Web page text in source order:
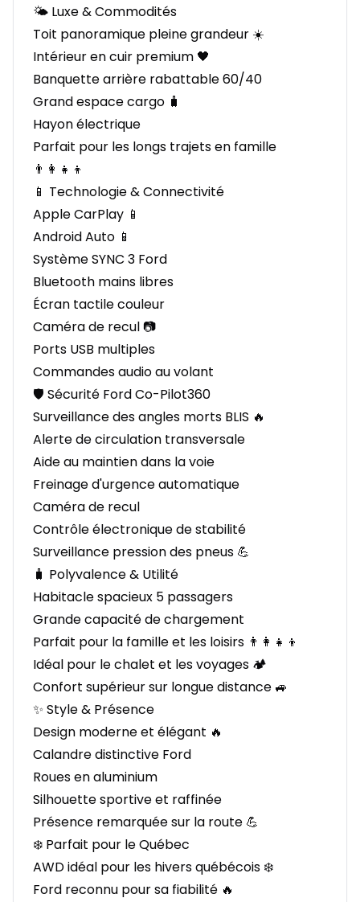
🌤️ Luxe & Commodités
Toit panoramique pleine grandeur ☀️
Intérieur en cuir premium 🖤
Banquette arrière rabattable 60/40
Grand espace cargo 🧳
Hayon électrique
Parfait pour les longs trajets en famille
👨‍👩‍👧‍👦
📱 Technologie & Connectivité
Apple CarPlay 📱
Android Auto 📱
Système SYNC 3 Ford
Bluetooth mains libres
Écran tactile couleur
Caméra de recul 📷
Ports USB multiples
Commandes audio au volant
🛡️ Sécurité Ford Co-Pilot360
Surveillance des angles morts BLIS 🔥
Alerte de circulation transversale
Aide au maintien dans la voie
Freinage d'urgence automatique
Caméra de recul
Contrôle électronique de stabilité
Surveillance pression des pneus 💪
🧳 Polyvalence & Utilité
Habitacle spacieux 5 passagers
Grande capacité de chargement
Parfait pour la famille et les loisirs 👨‍👩‍👧‍👦
Idéal pour le chalet et les voyages 🏕️
Confort supérieur sur longue distance 🚙
✨ Style & Présence
Design moderne et élégant 🔥
Calandre distinctive Ford
Roues en aluminium
Silhouette sportive et raffinée
Présence remarquée sur la route 💪
❄️ Parfait pour le Québec
AWD idéal pour les hivers québécois ❄️
Ford reconnu pour sa fiabilité 🔥